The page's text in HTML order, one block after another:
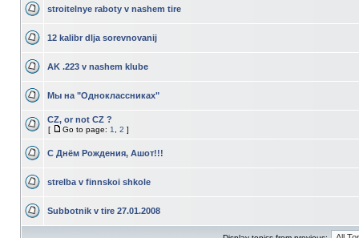
stroitelnye raboty v nashem tire
12 kalibr dlja sorevnovanij
AK .223 v nashem klube
Мы на "Одноклассниках"
CZ, or not CZ ?
[ Go to page: 1 2 ]
C Днём Рождения, Ашот!!!
strelba v finnskoi shkole
Subbotnik v tire 27.01.2008